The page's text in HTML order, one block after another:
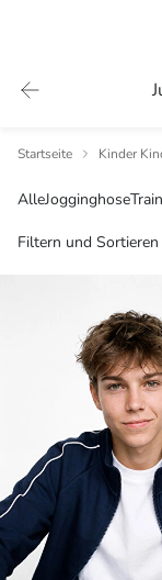
Startseite Kinder
AlleJogginghose
Filtern und Sortieren